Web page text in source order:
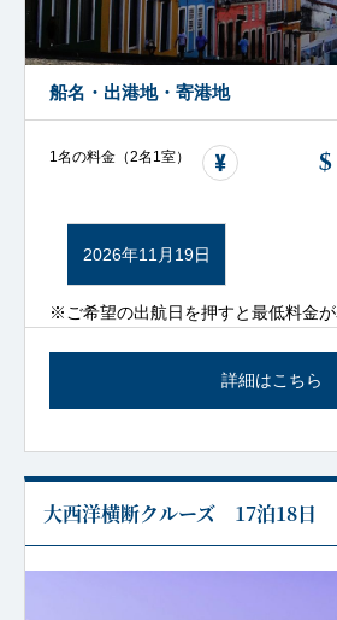
船名・出港地・寄港地
1名の料金（2名1室） $
2026年11月19日
※ご希望の出航日を押すと最低料金
詳細はこちら
大西洋横断クルーズ 17泊18日